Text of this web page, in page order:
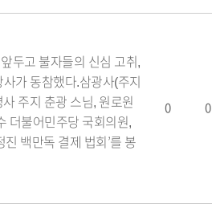
두고 불자들의 신심 고취,
가 동참했다.삼광사(주지
주지 춘광 스님, 원로원
더불어민주당 국회의원,
백만독 결제 법회’를 봉
0 0